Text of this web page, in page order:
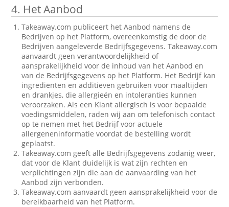
4. Het Aanbod
Takeaway.com publiceert het Aanbod namens de
Bedrijven op het Platform, overeenkomstig de door de
Bedrijven aangeleverde Bedrijfsgegevens. Takeaway.com
aanvaardt geen verantwoordelijkheid of
aansprakelijkheid voor de inhoud van het Aanbod en
van de Bedrijfsgegevens op het Platform. Het Bedrijf kan
ingrediënten en additieven gebruiken voor maaltijden
en drankjes, die allergieën en intoleranties kunnen
veroorzaken. Als een Klant allergisch is voor bepaalde
voedingsmiddelen, raden wij aan om telefonisch contact
op te nemen met het Bedrijf voor actuele
allergeneninformatie voordat de bestelling wordt
geplaatst.
Takeaway.com geeft alle Bedrijfsgegevens zodanig weer,
dat voor de Klant duidelijk is wat zijn rechten en
verplichtingen zijn die aan de aanvaarding van het
Aanbod zijn verbonden.
Takeaway.com aanvaardt geen aansprakelijkheid voor de
bereikbaarheid van het Platform.